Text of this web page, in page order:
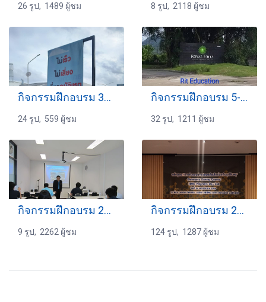
26 รูป, 1489 ผู้ชม 8 รูป, 2118 ผู้ชม
กิจกรรมฝึกอบรม 30-7-2567
24 รูป, 559 ผู้ชม
กิจกรรมฝึกอบรม 5-08-2565
32 รูป, 1211 ผู้ชม
กิจกรรมฝึกอบรม 24-25-03-2559
9 รูป, 2262 ผู้ชม
กิจกรรมฝึกอบรม 24-11-2566
124 รูป, 1287 ผู้ชม